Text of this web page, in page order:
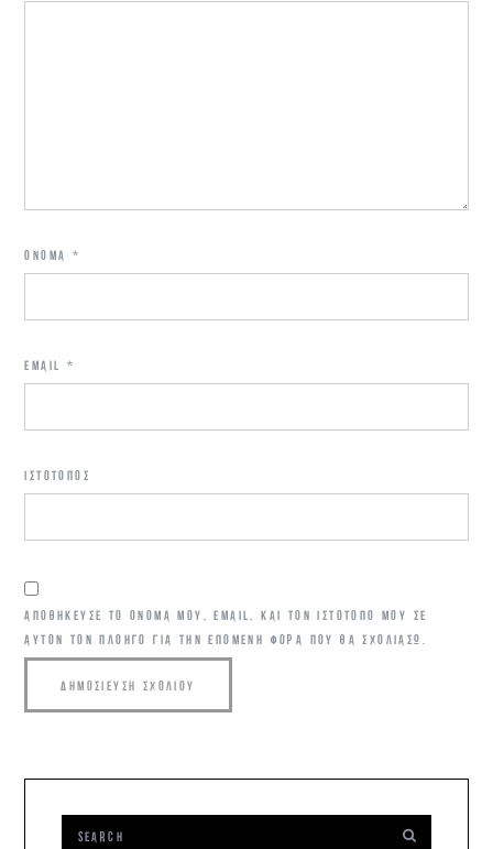
ΌΝΟΜΑ *
EMAIL *
ΙΣΤΌΤΟΠΟΣ
ΑΠΟΘΉΚΕΥΣΕ ΤΟ ΌΝΟΜΆ ΜΟΥ, EMAIL, ΚΑΙ ΤΟΝ ΙΣΤΌΤΟΠΟ ΜΟΥ ΣΕ
ΑΥΤΌΝ ΤΟΝ ΠΛΟΗΓΌ ΓΙΑ ΤΗΝ ΕΠΌΜΕΝΗ ΦΟΡΆ ΠΟΥ ΘΑ ΣΧΟΛΙΆΣΩ.